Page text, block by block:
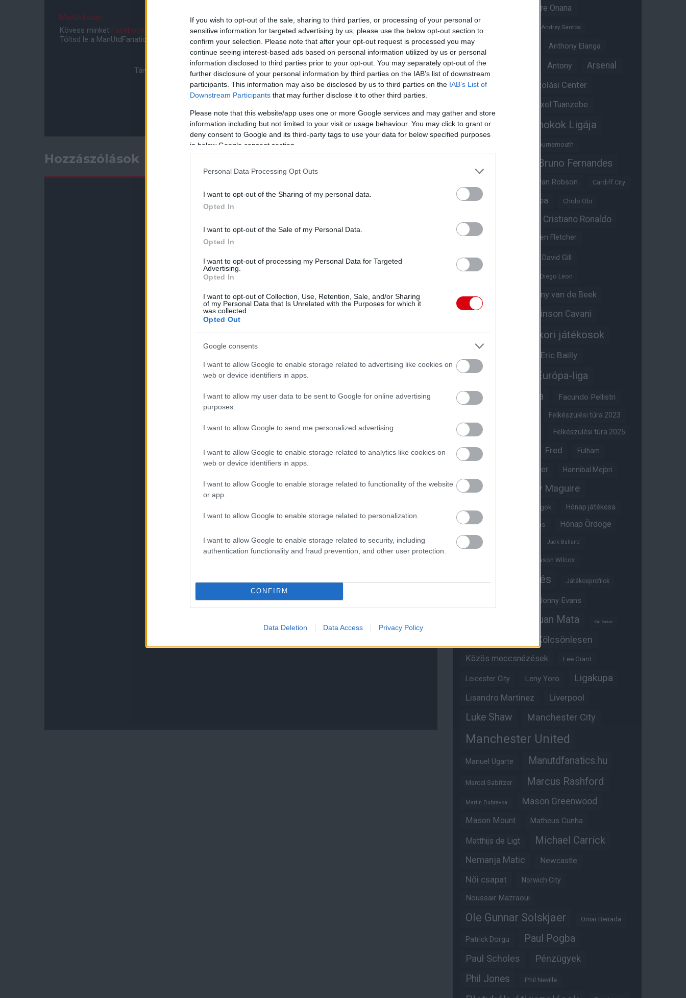
If you wish to opt-out of the sale, sharing to third parties, or processing of your personal or
sensitive information for targeted advertising by us, please use the below opt-out section to
confirm your selection. Please note that after your opt-out request is processed you may
continue seeing interest-based ads based on personal information utilized by us or personal
information disclosed to third parties prior to your opt-out. You may separately opt-out of the
further disclosure of your personal information by third parties on the IAB’s list of downstream
participants. This information may also be disclosed by us to third parties on the IAB’s List of
Downstream Participants that may further disclose it to other third parties.
Please note that this website/app uses one or more Google services and may gather and store
information including but not limited to your visit or usage behaviour. You may click to grant or
deny consent to Google and its third-party tags to use your data for below specified purposes
in below Google consent section.
Personal Data Processing Opt Outs
I want to opt-out of the Sharing of my personal data.
Opted In
I want to opt-out of the Sale of my Personal Data.
Opted In
I want to opt-out of processing my Personal Data for Targeted
Advertising.
Opted In
I want to opt-out of Collection, Use, Retention, Sale, and/or Sharing
of my Personal Data that Is Unrelated with the Purposes for which it
was collected.
Opted Out
Google consents
I want to allow Google to enable storage related to advertising like cookies on
web or device identifiers in apps.
I want to allow my user data to be sent to Google for online advertising
purposes.
I want to allow Google to send me personalized advertising.
I want to allow Google to enable storage related to analytics like cookies on
web or device identifiers in apps.
I want to allow Google to enable storage related to functionality of the website
or app.
I want to allow Google to enable storage related to personalization.
I want to allow Google to enable storage related to security, including
authentication functionality and fraud prevention, and other user protection.
CONFIRM
Data Deletion Data Access Privacy Policy
ManUtd.com
Kövess minket Facebookon InstagramonésYouTube-on is!
Töltsd le a ManUtdFanatics.hu mobil applikációtAndroidraés iOS-re
Támogasd adományoddal a ManUtdFanatics.hu működését!
Hozzászólások
Andre Onana
Andreas Pereira
Andrey Santos
Angol válogatott Anthony Elanga
Anthony Martial Antony Arsenal
Aston Villa Átigazolási Center
Axel Tuanzebe
Ayden Heaven Bajnokok Ligája
Bournemouth
Bruno Fernandes
Bryan Robson Cardiff City
Casemiro Chelsea Chido Obi
Cristiano Ronaldo
Crystal Palace Darren Fletcher
David De Gea David Gill
Diego Leon
Diogo Dalot
Donny van de Beek
Edinson Cavani
Edzői stáb Egykori játékosok
Eric Bailly
Erik ten Hag Európa-liga
Everton FA-kupa Facundo Pellistri
Felkészülési túra 2023
Felkészülési túra 2024 Felkészülési túra 2025
Felkészülési túra 2026 Fred Fulham
Glazer Hannibal Mejbri
Harry Amass Harry Maguire
Híres magyar Vörös Ördögök Hónap játékosa
Hónap legjobbja szavazás Hónap Ördöge
Hull City Jack Butland
Jason Wilcox
Játékosértékelés Játékosprofilok
Jonny Evans
Juan Mata Karl Darlow
Kölcsönlesen
Közös meccsnézések Lee Grant
Leicester City Leny Yoro Ligakupa
Lisandro Martinez Liverpool
Luke Shaw Manchester City
Manchester United
Manuel Ugarte Manutdfanatics.hu
Marcel Sabitzer Marcus Rashford
Martin Dubravka Mason Greenwood
Mason Mount Matheus Cunha
Matthijs de Ligt Michael Carrick
Nemanja Matic Newcastle
Női csapat Norwich City
Noussair Mazraoui
Ole Gunnar Solskjaer Omar Berrada
Patrick Dorgu Paul Pogba
Paul Scholes Pénzügyek
Phil Jones Phil Neville